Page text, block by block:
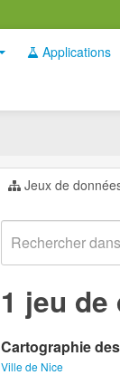
Applications
Jeux de
1 jeu
Cartographie
Ville de Nice